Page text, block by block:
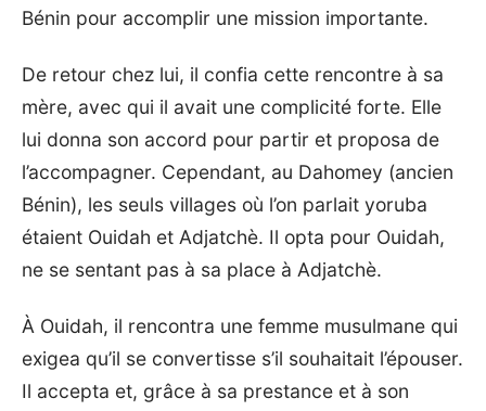
Bénin pour accomplir une mission importante.
De retour chez lui, il confia cette rencontre à sa
mère, avec qui il avait une complicité forte. Elle
lui donna son accord pour partir et proposa de
l’accompagner. Cependant, au Dahomey (ancien
Bénin), les seuls villages où l’on parlait yoruba
étaient Ouidah et Adjatchè. Il opta pour Ouidah,
ne se sentant pas à sa place à Adjatchè.
À Ouidah, il rencontra une femme musulmane qui
exigea qu’il se convertisse s’il souhaitait l’épouser.
Il accepta et, grâce à sa prestance et à son